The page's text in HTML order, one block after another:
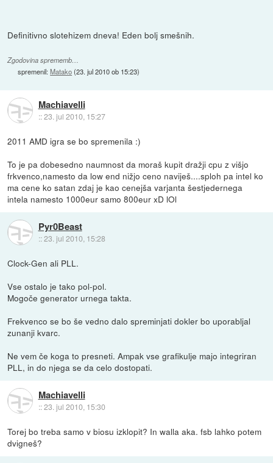
Definitivno slotehizem dneva! Eden bolj smešnih.
Zgodovina sprememb…
spremenil:Matako(23. jul 2010 ob 15:23)
Machiavelli
::23. jul 2010, 15:27
2011 AMD igra se bo spremenila :)
To je pa dobesedno naumnost da moraš kupit dražji cpu z višjo
frkvenco,namesto da low end nižjo ceno naviješ....sploh pa intel ko
ma cene ko satan zdaj je kao cenejša varjanta šestjedernega
intela namesto 1000eur samo 800eur xD lOl
Pyr0Beast
::23. jul 2010, 15:28
Clock-Gen ali PLL.
Vse ostalo je tako pol-pol.
Mogoče generator urnega takta.
Frekvenco se bo še vedno dalo spreminjati dokler bo uporabljal
zunanji kvarc.
Ne vem če koga to presneti. Ampak vse grafikulje majo integriran
PLL, in do njega se da celo dostopati.
Machiavelli
::23. jul 2010, 15:30
Torej bo treba samo v biosu izklopit? In walla aka. fsb lahko potem
dvigneš?